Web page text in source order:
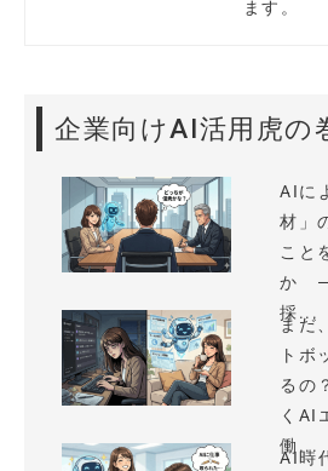
ます。
企業向けAI活用虎の
AIに
材」
こと
か
採...
まだ
トボ
るの
くAI
働...
AI時